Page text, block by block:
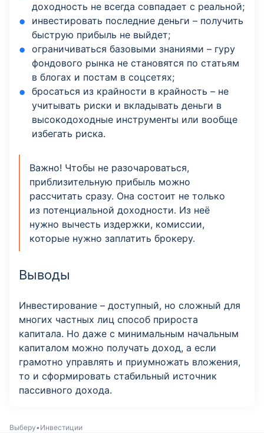
доходность не всегда совпадает с реальной;
инвестировать последние деньги – получить
быструю прибыль не выйдет;
ограничиваться базовыми знаниями – гуру
фондового рынка не становятся по статьям
в блогах и постам в соцсетях;
бросаться из крайности в крайность – не
учитывать риски и вкладывать деньги в
высокодоходные инструменты или вообще
избегать риска.
Важно! Чтобы не разочароваться,
приблизительную прибыль можно
рассчитать сразу. Она состоит не только
из потенциальной доходности. Из неё
нужно вычесть издержки, комиссии,
которые нужно заплатить брокеру.
Выводы
Инвестирование – доступный, но сложный для
многих частных лиц способ прироста
капитала. Но даже с минимальным начальным
капиталом можно получать доход, а если
грамотно управлять и приумножать вложения,
то и сформировать стабильный источник
пассивного дохода.
Выберу Инвестиции